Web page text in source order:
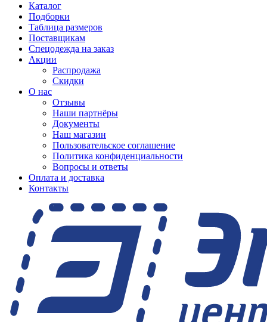
Каталог
Подборки
Таблица размеров
Поставщикам
Спецодежда на заказ
Акции
Распродажа
Скидки
О нас
Отзывы
Наши партнёры
Документы
Наш магазин
Пользовательское соглашение
Политика конфиденциальности
Вопросы и ответы
Оплата и доставка
Контакты